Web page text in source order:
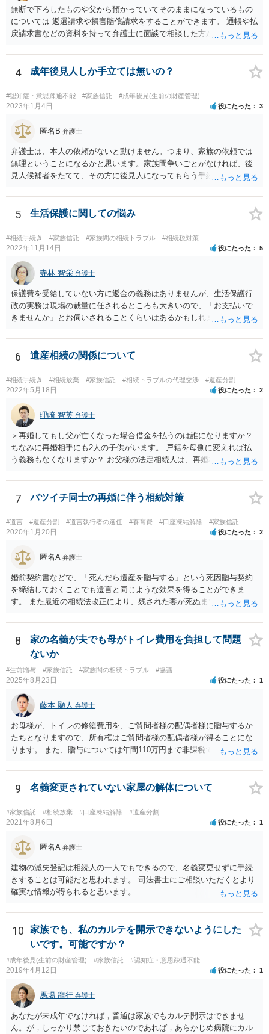
無断で下ろしたものや父から預かっていてそのままになっているもの
については 返還請求や損害賠償請求をすることができます。 通帳や払
戻請求書などの資料を持って弁護士に面談で相談した方がよいと思い
4 成年後見人しか手立ては無いの？
#認知症・意思疎通不能 #家族信託 #成年後見(生前の財産管理)
2023年1月4日 役にたった 3
匿名B 弁護士
弁護士は、本人の依頼がないと動けません。つまり、家族の依頼では
無理ということになるかと思います。家族間争いごとがなければ、後
見人候補者をたてて、その方に後見人になってもらう手続をすすめた
5 生活保護に関しての悩み
#相続手続き #家族信託 #家族間の相続トラブル #相続税対策
2022年11月14日 役にたった 5
寺林 智栄 弁護士
保護費を受給していない方に返金の義務はありませんが、生活保護行
政の実務は現場の裁量に任されるところも大きいので、「お支払いで
きませんか」とお伺いされることくらいはあるかもしれません。 通報
考えてご判断いただくのが良いと思います。
6 遺産相続の関係について
#相続手続き #相続放棄 #家族信託 #相続トラブルの代理交渉 #遺産分割
2022年5月18日 役にたった 2
理崎 智英 弁護士
＞再婚してもし父が亡くなった場合借金を払うのは誰になりますか？
ちなみに再婚相手にも2人の子供がいます。 戸籍を母側に変えれば払
う義務もなくなりますか？ お父様の法定相続人は、再婚相手とご相談
戸籍がどこにあるのかは関係ありません。 ただし、お父様が亡くなっ
たことを知ってから３か月以内に家庭裁判所にて「相続放棄」の手続
7 バツイチ同士の再婚に伴う相続対策
#遺言 #遺産分割 #遺言執行者の選任 #養育費 #口座凍結解除 #家族信託
2020年1月20日 役にたった 2
匿名A 弁護士
婚前契約書などで、「死んだら遺産を贈与する」という死因贈与契約
を締結しておくことでも遺言と同じような効果を得ることができま
す。 また最近の相続法改正により、残された妻が死ぬまで家に住み続
で、その制度を活用する方法も考えられます。 もし契約書の作成まで
視野に入れておられる場合は、お近くの弁護士、できれば相続に強い
弁護士にご相談なさるとよいでしょう。
8
家の名義が夫でも母がトイレ費用を負担して問題
ないか
#生前贈与 #家族信託 #家族間の相続トラブル #協議
2025年8月23日 役にたった 1
藤本 顯人 弁護士
お母様が、トイレの修繕費用を、ご質問者様の配偶者様に贈与するか
たちとなりますので、所有権はご質問者様の配偶者様が得ることにな
ります。 また、贈与については年間110万円まで非課税であり、トイ
9 名義変更されていない家屋の解体について
#家族信託 #相続放棄 #口座凍結解除 #遺産分割
2021年8月6日 役にたった 1
匿名A 弁護士
建物の滅失登記は相続人の一人でもできるので、名義変更せずに手続
きすることは可能だと思われます。 司法書士にご相談いただくとより
確実な情報が得られると思います。
10
家族でも、私のカルテを開示できないようにした
いです。可能ですか？
#成年後見(生前の財産管理) #家族信託 #認知症・意思疎通不能
2019年4月12日 役にたった 1
馬場 龍行 弁護士
あなたが未成年でなければ，普通は家族でもカルテ開示はできませ
ん。が，しっかり禁じておきたいのであれば，あらかじめ病院にカル